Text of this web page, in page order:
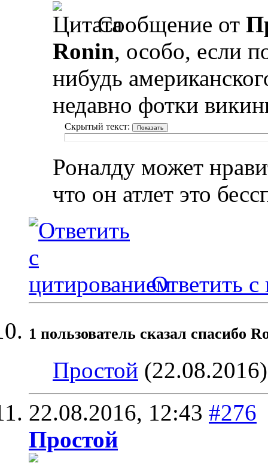
Сообщение от
Ronin, особо, если
нибудь
недавно фотки
Скрытый текст:
Роналду может
что он атлет это
Ответить с
1 пользователь сказал cпасибо
Простой (22.08.2016)
22.08.2016, 12:43 #276
Простой